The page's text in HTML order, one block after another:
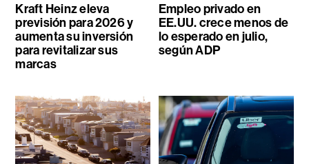
Kraft Heinz eleva
previsión para 2026 y
aumenta su inversión
para revitalizar sus
marcas
Empleo privado en
EE.UU. crece menos de
lo esperado en julio,
según ADP